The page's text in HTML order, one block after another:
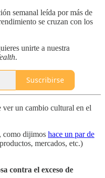
semanal leída por más de
se cruzan con los
unirte a nuestra
.
Suscribirse
ver un cambio cultural en el
como dijimos hace un par de
mercados, etc.)
contra el exceso de